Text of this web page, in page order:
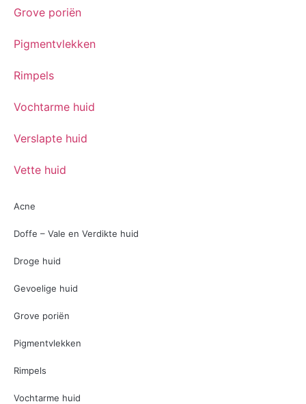
Grove poriën
Pigmentvlekken
Rimpels
Vochtarme huid
Verslapte huid
Vette huid
Acne
Doffe – Vale en Verdikte huid
Droge huid
Gevoelige huid
Grove poriën
Pigmentvlekken
Rimpels
Vochtarme huid